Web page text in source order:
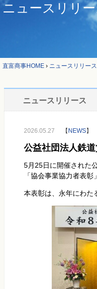
ニュースリリ
直富商事HOME › ニュースリリース
ニュースリリース
2026.05.27 【 NEWS】
公益社団法人鉄
5月 25日に開催された
「協会事業協力者表彰
本表彰は、永年にわた